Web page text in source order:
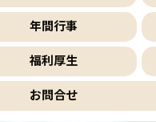
年間行事
福利厚生
お問合せ